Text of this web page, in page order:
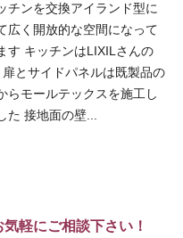
チンを交換アイランド型に
広く開放的な空間になって
す キッチンはLIXILさんの
扉とサイドパネルは既製品の
らモールテックスを施工し
た 接地面の壁...
軽にご相談下さい！